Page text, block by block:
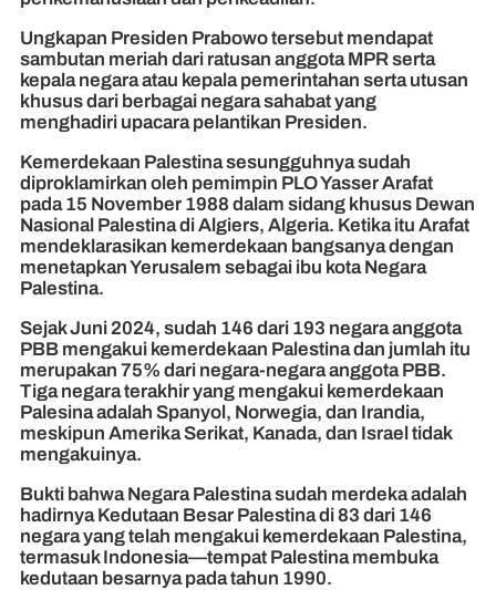
Ungkapan Presiden Prabowo tersebut mendapat
sambutan meriah dari ratusan anggota MPR serta
kepala negara atau kepala pemerintahan serta utusan
khusus dari berbagai negara sahabat yang
menghadiri upacara pelantikan Presiden.
Kemerdekaan Palestina sesungguhnya sudah
diproklamirkan oleh pemimpin PLO Yasser Arafat
pada 15 November 1988 dalam sidang khusus Dewan
Nasional Palestina di Algiers, Algeria. Ketika itu Arafat
mendeklarasikan kemerdekaan bangsanya dengan
menetapkan Yerusalem sebagai ibu kota Negara
Palestina.
Sejak Juni 2024, sudah 146 dari 193 negara anggota
PBB mengakui kemerdekaan Palestina dan jumlah itu
merupakan 75% dari negara-negara anggota PBB.
Tiga negara terakhir yang mengakui kemerdekaan
Palesina adalah Spanyol, Norwegia, dan Irandia,
meskipun Amerika Serikat, Kanada, dan Israel tidak
mengakuinya.
Bukti bahwa Negara Palestina sudah merdeka adalah
hadirnya Kedutaan Besar Palestina di 83 dari 146
negara yang telah mengakui kemerdekaan Palestina,
termasuk Indonesia—tempat Palestina membuka
kedutaan besarnya pada tahun 1990.